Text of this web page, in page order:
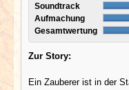
Soundtrack
Aufmachung
Gesamtwertung
Zur Story:
Ein Zauberer ist in der